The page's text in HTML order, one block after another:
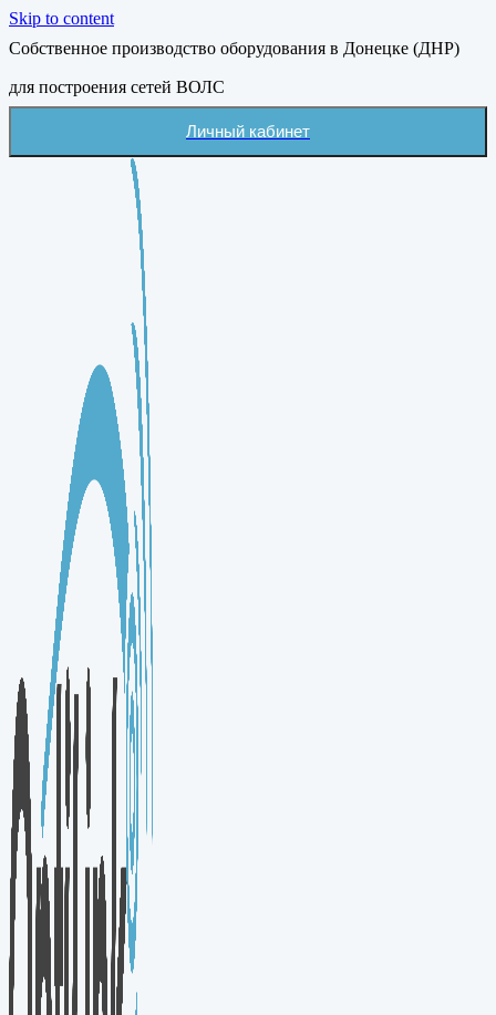
Skip to content
Собственное производство оборудования в Донецке (ДНР)
для построения сетей ВОЛС
Личный кабинет